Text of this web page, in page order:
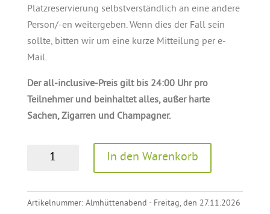
Platzreservierung selbstverständlich an eine andere
Person/-en weitergeben. Wenn dies der Fall sein
sollte, bitten wir um eine kurze Mitteilung per e-
Mail.
Der all-inclusive-Preis gilt bis 24:00 Uhr pro
Teilnehmer und beinhaltet alles, außer harte
Sachen, Zigarren und Champagner.
RUSTIKALER
Menge
In den Warenkorb
e
Artikelnummer: Almhüttenabend - Freitag, den 27.11.2026